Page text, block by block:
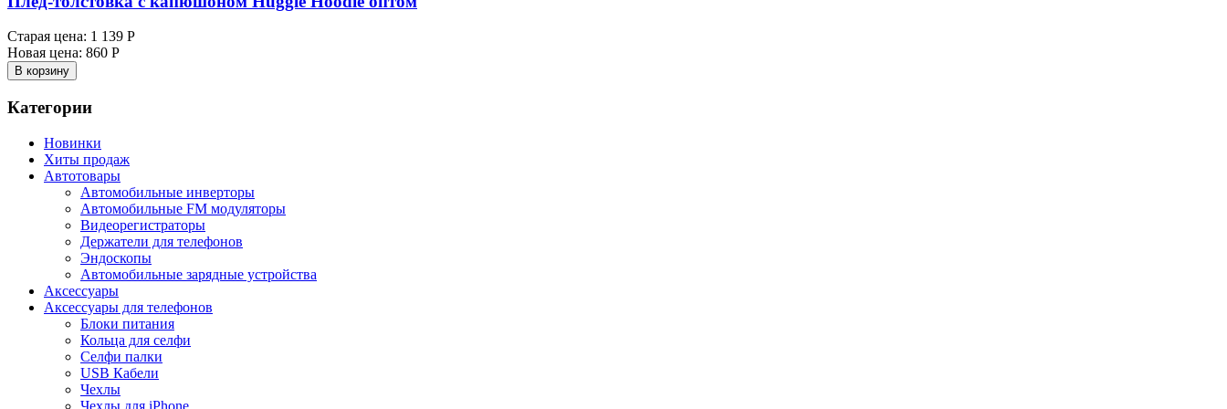
Старая цена: 1 139 Р
Новая цена: 860 Р
В корзину
Категории
Новинки
Хиты продаж
Автотовары
Автомобильные инверторы
Автомобильные FM модуляторы
Видеорегистраторы
Держатели для телефонов
Эндоскопы
Автомобильные зарядные устройства
Аксессуары
Аксессуары для телефонов
Блоки питания
Кольца для селфи
Селфи палки
USB Кабели
Чехлы
Чехлы для iPhone